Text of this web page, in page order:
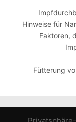
Hinweise für
Faktoren,
Fütterung